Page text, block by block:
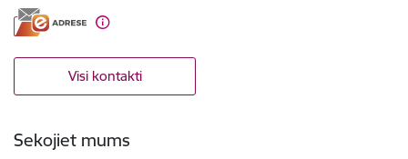
Visi kontakti
Sekojiet mums